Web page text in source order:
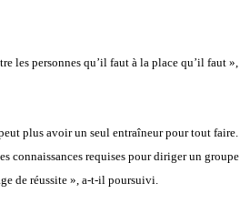
les personnes qu’il faut à la place qu’il faut »,
plus avoir un seul entraîneur pour tout faire.
connaissances requises pour diriger un groupe
de réussite », a-t-il poursuivi.